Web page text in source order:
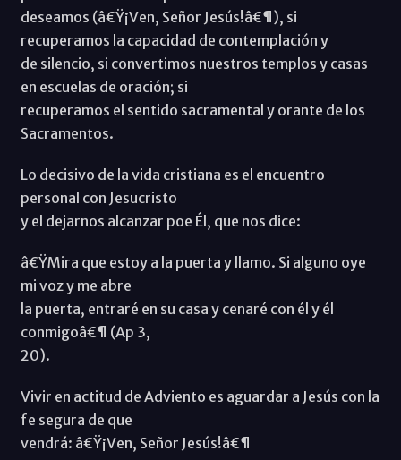
deseamos (â€Ÿ¡Ven, Señor Jesús!â€¶), si
recuperamos la capacidad de contemplación y
de silencio, si convertimos nuestros templos y casas
en escuelas de oración; si
recuperamos el sentido sacramental y orante de los
Sacramentos.
Lo decisivo de la vida cristiana es el encuentro
personal con Jesucristo
y el dejarnos alcanzar poe Él, que nos dice:
â€ŸMira que estoy a la puerta y llamo. Si alguno oye
mi voz y me abre
la puerta, entraré en su casa y cenaré con él y él
conmigoâ€¶ (Ap 3,
20).
Vivir en actitud de Adviento es aguardar a Jesús con la
fe segura de que
vendrá: â€Ÿ¡Ven, Señor Jesús!â€¶